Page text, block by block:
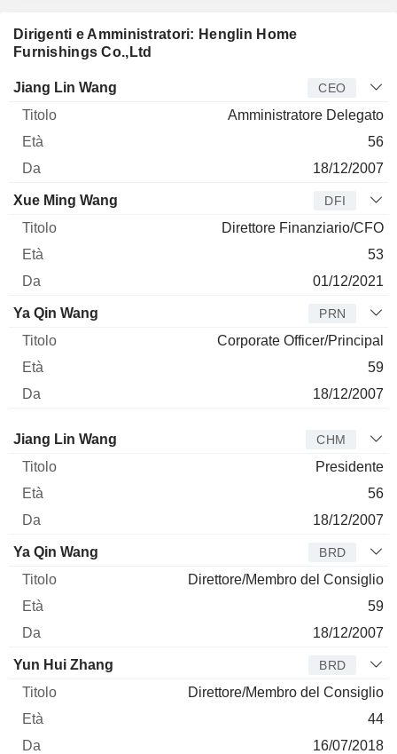
Dirigenti e Amministratori: Henglin Home
Furnishings Co.,Ltd
Manager Titolo
Jiang Lin Wang CEO
Amministratore Delegato
56
18/12/2007
Xue Ming Wang DFI
Direttore Finanziario/CFO
53
01/12/2021
Ya Qin Wang PRN
Corporate Officer/Principal
59
18/12/2007
Amministratore
Jiang Lin Wang CHM
Presidente
56
18/12/2007
Ya Qin Wang BRD
Direttore/Membro del Consiglio
59
18/12/2007
Yun Hui Zhang BRD
Direttore/Membro del Consiglio
44
16/07/2018